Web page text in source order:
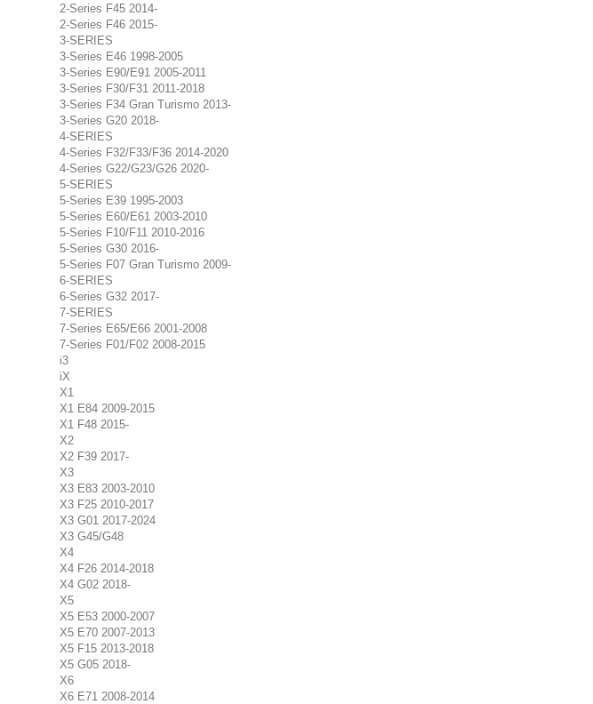
2-Series F45 2014-
2-Series F46 2015-
3-SERIES
3-Series E46 1998-2005
3-Series E90/E91 2005-2011
3-Series F30/F31 2011-2018
3-Series F34 Gran Turismo 2013-
3-Series G20 2018-
4-SERIES
4-Series F32/F33/F36 2014-2020
4-Series G22/G23/G26 2020-
5-SERIES
5-Series E39 1995-2003
5-Series E60/E61 2003-2010
5-Series F10/F11 2010-2016
5-Series G30 2016-
5-Series F07 Gran Turismo 2009-
6-SERIES
6-Series G32 2017-
7-SERIES
7-Series E65/E66 2001-2008
7-Series F01/F02 2008-2015
i3
iX
X1
X1 E84 2009-2015
X1 F48 2015-
X2
X2 F39 2017-
X3
X3 E83 2003-2010
X3 F25 2010-2017
X3 G01 2017-2024
X3 G45/G48
X4
X4 F26 2014-2018
X4 G02 2018-
X5
X5 E53 2000-2007
X5 E70 2007-2013
X5 F15 2013-2018
X5 G05 2018-
X6
X6 E71 2008-2014